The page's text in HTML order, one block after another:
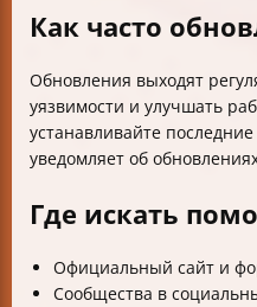
Как часто
Обновления выходят
уязвимости и улучшать
устанавливайте
уведомляет об
Где искать
Официальный сайт и
Сообщества в